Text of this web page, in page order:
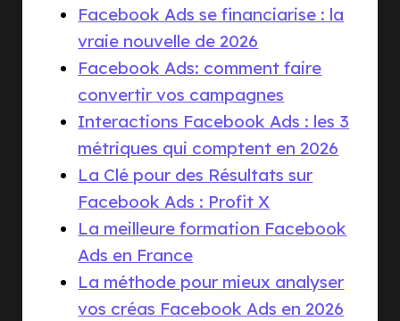
Facebook Ads se financiarise : la
vraie nouvelle de 2026
Facebook Ads: comment faire
convertir vos campagnes
Interactions Facebook Ads : les 3
métriques qui comptent en 2026
La Clé pour des Résultats sur
Facebook Ads : Profit X
La meilleure formation Facebook
Ads en France
La méthode pour mieux analyser
vos créas Facebook Ads en 2026